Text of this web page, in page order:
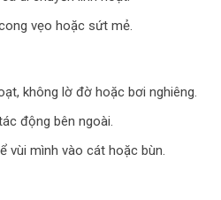
vẹo hoặc sứt mẻ.
không lờ đờ hoặc bơi nghiêng.
động bên ngoài.
vùi mình vào cát hoặc bùn.